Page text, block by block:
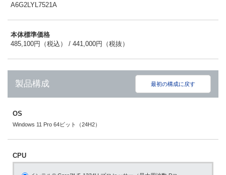
A6G2LYL7521A
本体標準価格
485,100円（税込） / 441,000円（税抜）
製品構成 最初の構成に戻す
OS
Windows 11 Pro 64ビット（24H2）
CPU